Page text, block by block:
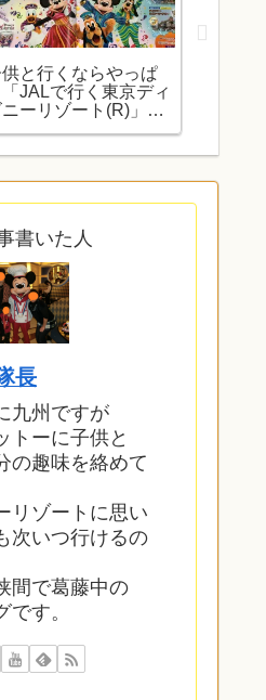
と行くならやっぱ
「JALで行く東京ディ
ニーリゾート(R)」の
書いた人
長
九州ですが
トーに子供と
の趣味を絡めて
す。
リゾートに思い
次いつ行けるの
間で葛藤中の
です。